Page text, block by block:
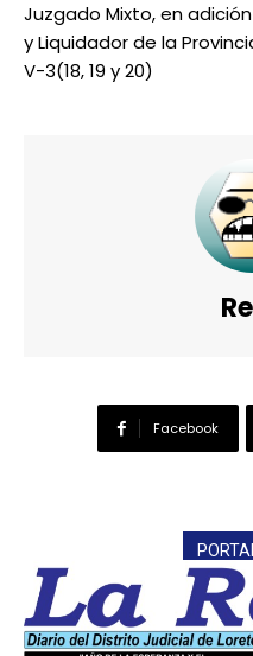
Juzgado Mixto, en
y Liquidador de la
V-3(18, 19 y 20)
Facebook